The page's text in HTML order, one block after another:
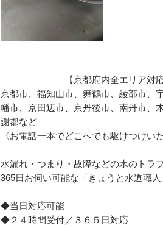
———————【京都府内全エリア
京都市、福知山市、舞鶴市、綾部市、
幡市、京田辺市、京丹後市、南丹市、
謝郡など
〈お電話一本でどこへでも駆けつけい
水漏れ・つまり・故障などの水のトラ
365日お伺い可能な「きょうと水道職
◆当日対応可能
◆２４時間受付／３６５日対応